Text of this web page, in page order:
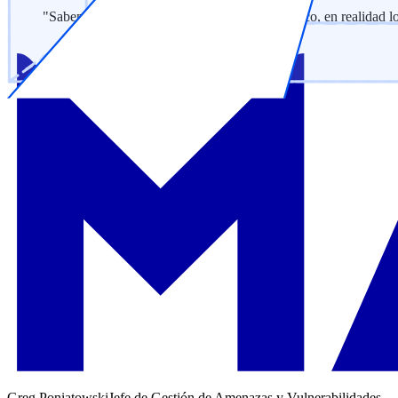
"Sabemos que si Wiz identifica algo como crítico, en realidad